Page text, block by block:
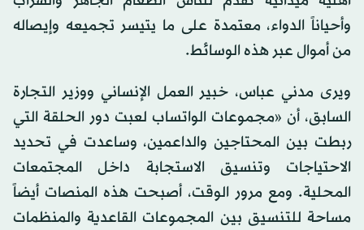
وأحياناً الدواء، معتمدة على ما يتيسر تجميعه وإيصاله
من أموال عبر هذه الوسائط.
ويرى مدني عباس، خبير العمل الإنساني ووزير التجارة
السابق، أن «مجموعات الواتساب لعبت دور الحلقة التي
ربطت بين المحتاجين والداعمين، وساعدت في تحديد
الاحتياجات وتنسيق الاستجابة داخل المجتمعات
المحلية. ومع مرور الوقت، أصبحت هذه المنصات أيضاً
مساحة للتنسيق بين المجموعات القاعدية والمنظمات